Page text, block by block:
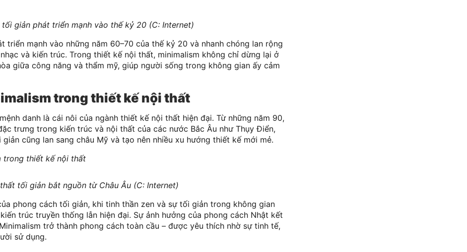
giản phát triển mạnh vào thế kỷ 20 (C: Internet)
triển mạnh vào những năm 60–70 của thế kỷ 20 và nhanh chóng lan rộng
và kiến trúc. Trong thiết kế nội thất, minimalism không chỉ dừng lại ở
giữa công năng và thẩm mỹ, giúp người sống trong không gian ấy cảm
trong thiết kế nội thất
danh là cái nôi của ngành thiết kế nội thất hiện đại. Từ những năm 90,
trưng trong kiến trúc và nội thất của các nước Bắc Âu như Thụy Điển,
cũng lan sang châu Mỹ và tạo nên nhiều xu hướng thiết kế mới mẻ.
tối giản bắt nguồn từ Châu Âu (C: Internet)
phong cách tối giản, khi tinh thần zen và sự tối giản trong không gian
trúc truyền thống lẫn hiện đại. Sự ảnh hưởng của phong cách Nhật kết
trở thành phong cách toàn cầu – được yêu thích nhờ sự tinh tế,
sử dụng.